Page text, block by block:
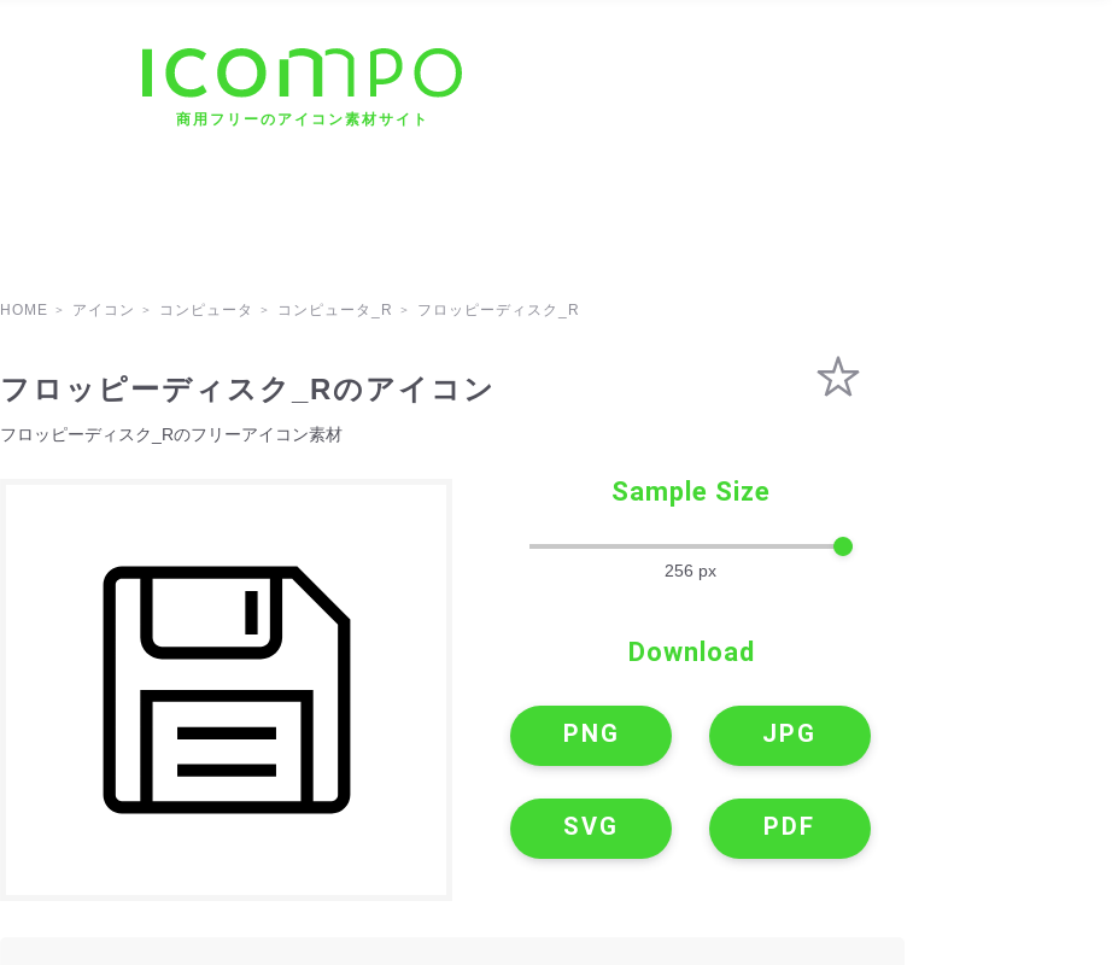
商用フリーのアイコン素材サイト
HOME アイコン コンピュータ コンピュータ_R フロッピーディスク_R
フロッピーディスク_Rのアイコン
フロッピーディスク_Rのフリーアイコン素材
Sample Size
256 px
Download
PNG JPG
SVG PDF